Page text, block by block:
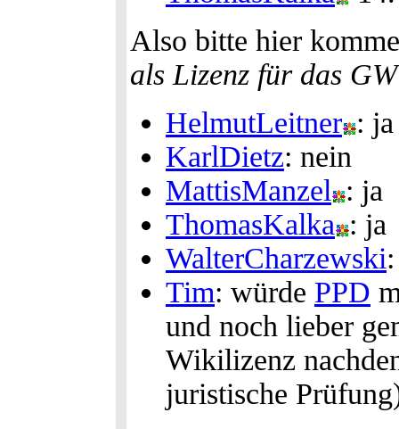
Also bitte hier
als Lizenz für das
HelmutLeitner : ja
KarlDietz: nein
MattisManzel : ja
ThomasKalka : ja
WalterCharzewski
Tim: würde PPD
und noch lieber
Wikilizenz
juristische